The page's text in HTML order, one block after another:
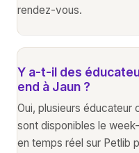
rendez-vous.
Y a-t-il des
end à Jaun ?
Oui, plusieurs éducateur
sont disponibles le
en temps réel sur Petlib